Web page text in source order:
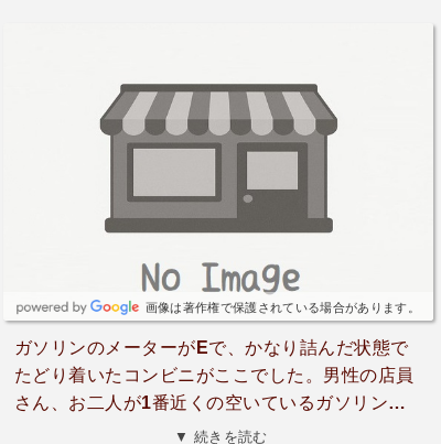
画像は著作権で保護されている場合があります。
ガソリンのメーターがEで、かなり詰んだ状態で
たどり着いたコンビニがここでした。男性の店員
さん、お二人が1番近くの空いているガソリンス
タンドを教えてくれました。「近いところ二つあ
▼ 続きを読む